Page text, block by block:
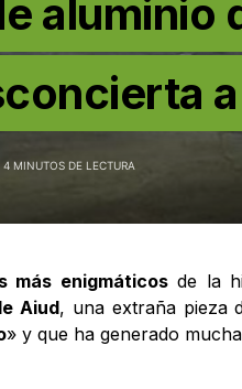
aluminio
4 MINUTOS DE LECTURA
más enigmáticosde la
Aiud, una extraña pieza
» y que ha generado